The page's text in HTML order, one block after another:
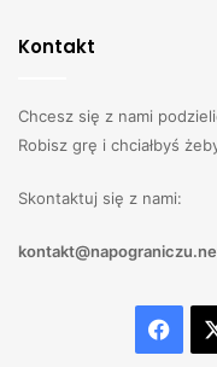
Kontakt
Chcesz się z nami
Robisz grę i chciałbyś
Skontaktuj się z nami: